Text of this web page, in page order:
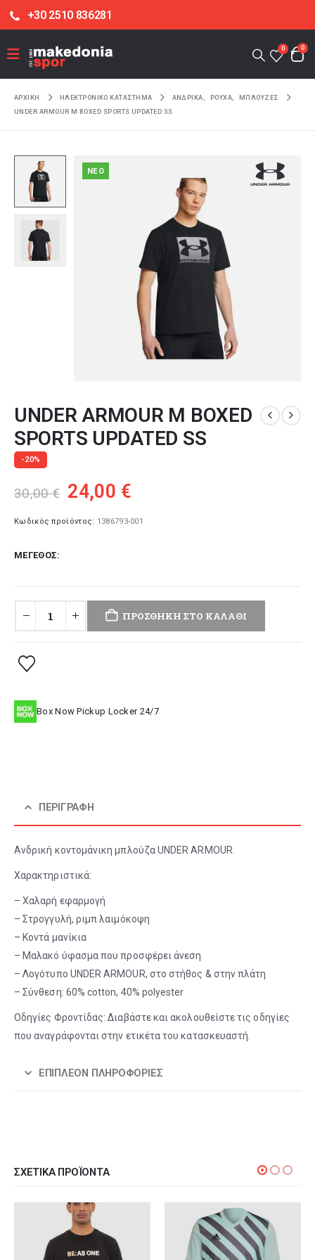
+30 2510 836281
0 0
ΑΡΧΙΚΉ ΗΛΕΚΤΡΟΝΙΚΌ ΚΑΤΆΣΤΗΜΑ ΑΝΔΡΙΚΑ ΡΟΥΧΑ
ΜΠΛΟΥΖΕΣ
UNDER ARMOUR M BOXED SPORTS UPDATED SS
NEO
UNDER ARMOUR M BOXED
SPORTS UPDATED SS
-20%
30,00€ Original
was:
24,00 €
τιμή
Κωδικός προϊόντος: 1386793-001
ΜΈΓΕΘΟΣ
ΠΡΟΣΘΉΚΗ ΣΤΟ ΚΑΛΆΘΙ
Box Now Pickup Locker 24/7
ΠΕΡΙΓΡΑΦΉ
Ανδρική κοντομάνικη μπλούζα UNDER ARMOUR.
Χαρακτηριστικά:
– Χαλαρή εφαρμογή
– Στρογγυλή, ριμπ λαιμόκοψη
– Κοντά μανίκια
– Μαλακό ύφασμα που προσφέρει άνεση
– Λογότυπο UNDER ARMOUR, στο στήθος & στην πλάτη
– Σύνθεση: 60% cotton, 40% polyester
Οδηγίες Φροντίδας: Διαβάστε και ακολουθείστε τις οδηγίες
που αναγράφονται στην ετικέτα του κατασκευαστή.
ΕΠΙΠΛΈΟΝ ΠΛΗΡΟΦΟΡΊΕΣ
ΣΧΕΤΙΚΆ ΠΡΟΪΌΝΤΑ